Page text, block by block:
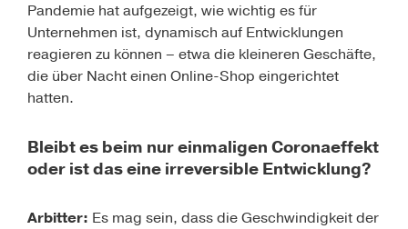
Pandemie hat aufgezeigt, wie wichtig es für
Unterneh­men ist, dynamisch auf Entwicklungen
reagieren zu können – etwa die kleineren Geschäfte,
die über Nacht einen Online-Shop eingerichtet
hatten.
Bleibt es beim nur einmaligen Coronaeffekt
oder ist das eine irreversible Entwicklung?
Arbitter: Es mag sein, dass die Geschwindigkeit der